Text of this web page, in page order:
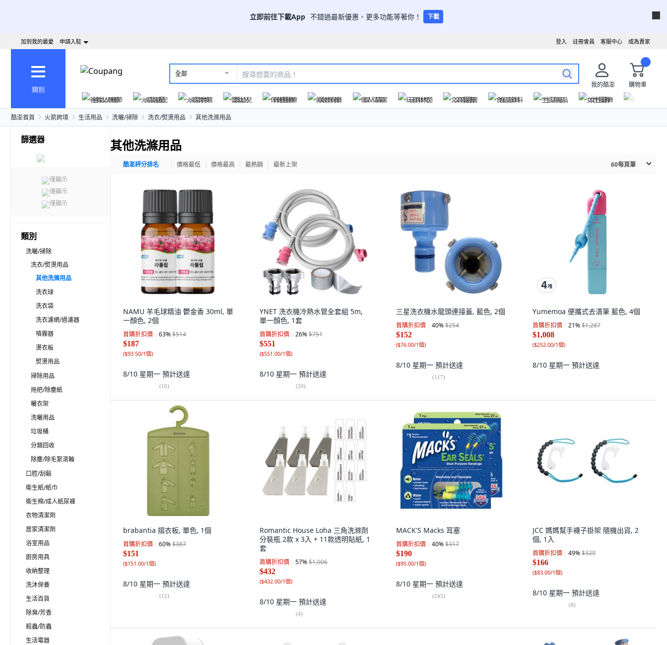
立即前往下載App 不錯過最新優惠、更多功能等著你！ 下載
成為賣家
客服中心
註冊會員
登入
加到我的最愛 申請入駐
類別
全部
我的酷澎
購物車
爸氣父親節
火箭速配 火箭跨境 嬰幼兒 保健醫療 美妝保養 個人清潔 玩具休閒 文具圖書 食品飲料 生活用品 女性服飾
酷澎首頁 火箭跨境 生活用品 洗曬/掃除 洗衣/熨燙用品 其他洗滌用品
篩選器
僅顯示
僅顯示
僅顯示
類別
洗曬/掃除
洗衣/熨燙用品
其他洗滌用品
洗衣球
洗衣袋
洗衣濾網/過濾器
噴霧器
燙衣板
熨燙用品
掃除用品
拖把/除塵紙
曬衣架
洗曬用品
垃圾桶
分類回收
除塵/除毛絮滾輪
口腔/刮鬍
衛生紙/紙巾
衛生棉/成人紙尿褲
衣物清潔劑
居家清潔劑
浴室用品
廚房用具
收納整理
洗沐保養
生活百貨
除臭/芳香
殺蟲/防蟲
生活電器
其他洗滌用品
酷澎評分排名 價格最低 價格最高 最熱銷 最新上架 60每頁筆
NAMU 羊毛球精油 鬱金香 30ml, 單
一顏色, 2個
首購折扣價 63%$514
$187
($93.50/1個)
8/10 星期一 預計送達
(10)
YNET 洗衣機冷熱水管全套組 5m,
單一顏色, 1套
首購折扣價 26%$751
$551
($551.00/1個)
8/10 星期一 預計送達
(20)
三星洗衣機水龍頭連接蓋, 藍色, 2個
首購折扣價 40%$254
$152
($76.00/1個)
8/10 星期一 預計送達
(117)
Yumemoa 便攜式去漬筆 藍色, 4個
首購折扣價 21%$1,287
$1,008
($252.00/1個)
8/10 星期一 預計送達
brabantia 摺衣板, 單色, 1個
首購折扣價 60%$387
$151
($151.00/1個)
8/10 星期一 預計送達
(12)
Romantic House Loha 三角洗滌劑
分裝瓶 2款 x 3入 + 11款透明貼紙, 1
套
首購折扣價 57%$1,006
$432
($432.00/1個)
8/10 星期一 預計送達
(4)
MACK'S Macks 耳塞
首購折扣價 40%$317
$190
($95.00/1個)
8/10 星期一 預計送達
(245)
JCC 媽媽幫手襪子掛架 隨機出貨, 2
個, 1入
首購折扣價 49%$329
$166
($83.00/1個)
8/10 星期一 預計送達
(8)